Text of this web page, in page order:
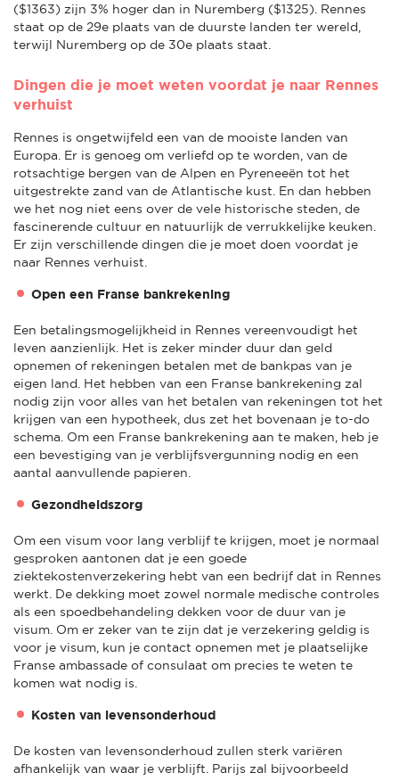
($1363) zijn 3% hoger dan in Nuremberg ($1325). Rennes
staat op de 29e plaats van de duurste landen ter wereld,
terwijl Nuremberg op de 30e plaats staat.
Dingen die je moet weten voordat je naar Rennes
verhuist
Rennes is ongetwijfeld een van de mooiste landen van
Europa. Er is genoeg om verliefd op te worden, van de
rotsachtige bergen van de Alpen en Pyreneeën tot het
uitgestrekte zand van de Atlantische kust. En dan hebben
we het nog niet eens over de vele historische steden, de
fascinerende cultuur en natuurlijk de verrukkelijke keuken.
Er zijn verschillende dingen die je moet doen voordat je
naar Rennes verhuist.
Open een Franse bankrekening
Een betalingsmogelijkheid in Rennes vereenvoudigt het
leven aanzienlijk. Het is zeker minder duur dan geld
opnemen of rekeningen betalen met de bankpas van je
eigen land. Het hebben van een Franse bankrekening zal
nodig zijn voor alles van het betalen van rekeningen tot het
krijgen van een hypotheek, dus zet het bovenaan je to-do
schema. Om een Franse bankrekening aan te maken, heb je
een bevestiging van je verblijfsvergunning nodig en een
aantal aanvullende papieren.
Gezondheidszorg
Om een visum voor lang verblijf te krijgen, moet je normaal
gesproken aantonen dat je een goede
ziektekostenverzekering hebt van een bedrijf dat in Rennes
werkt. De dekking moet zowel normale medische controles
als een spoedbehandeling dekken voor de duur van je
visum. Om er zeker van te zijn dat je verzekering geldig is
voor je visum, kun je contact opnemen met je plaatselijke
Franse ambassade of consulaat om precies te weten te
komen wat nodig is.
Kosten van levensonderhoud
De kosten van levensonderhoud zullen sterk variëren
afhankelijk van waar je verblijft. Parijs zal bijvoorbeeld